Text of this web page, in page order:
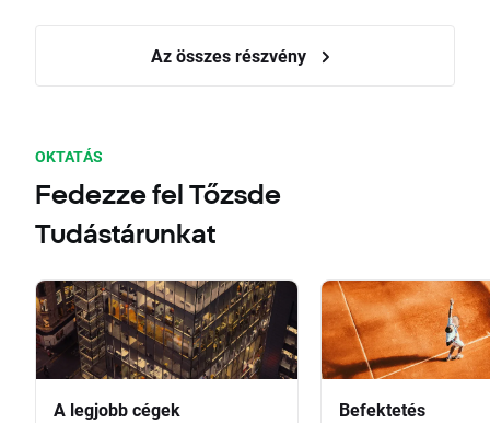
Az összes részvény
OKTATÁS
Fedezze fel Tőzsde
Tudástárunkat
A legjobb cégek
Befektetés